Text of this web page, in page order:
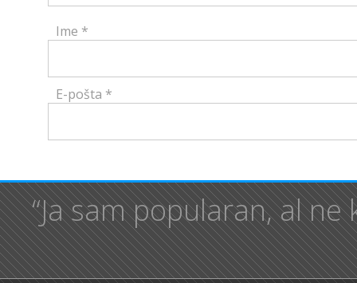
Ime *
E-pošta *
“Ja sam popularan, al ne